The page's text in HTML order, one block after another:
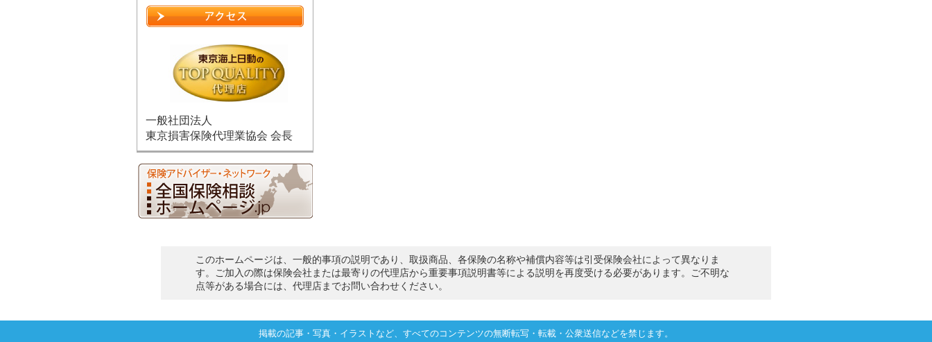
一般社団法人
東京損害保険代理業協会 会長
このホームページは、一般的事項の説明であり、取扱商品、各保険の名称や補償内容等は引受保険会社によって異なりま
す。ご加入の際は保険会社または最寄りの代理店から重要事項説明書等による説明を再度受ける必要があります。ご不明な
点等がある場合には、代理店までお問い合わせください。
掲載の記事・写真・イラストなど、すべてのコンテンツの無断転写・転載・公衆送信などを禁じます。